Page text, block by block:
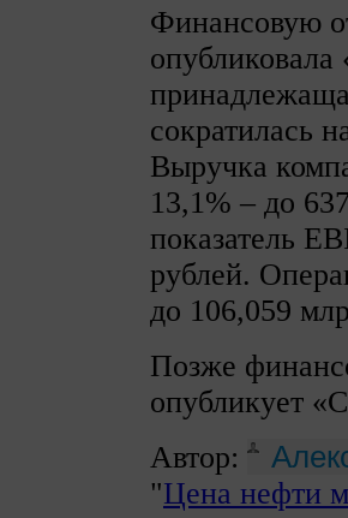
Финансовую
сократилась
Выручка
13,1% – до
показатель
рублей.
до 106,059
Позже
опубликует
Автор:
"Цена нефти